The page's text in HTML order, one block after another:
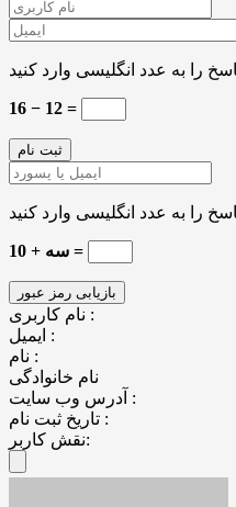
16 − 12 =
سه + 10 =
نام کاربری :
ایمیل :
نام :
نام خانوادگی
آدرس وب سایت :
تاریخ ثبت نام :
نقش کاربر: